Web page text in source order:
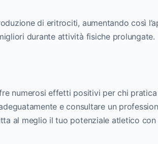
di eritrociti, aumentando così
durante attività fisiche prolungate.
numerosi effetti positivi per chi
e consultare un
al meglio il tuo potenziale atletico con